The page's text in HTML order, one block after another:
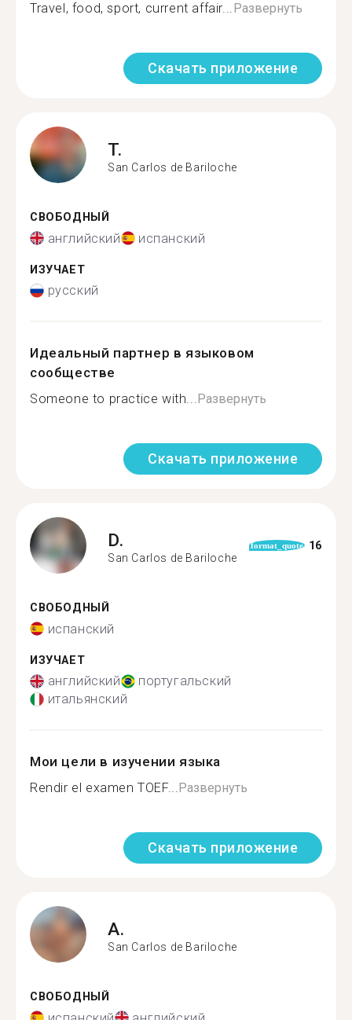
Travel, food, sport, current affair...Развернуть
Скачать приложение
T.
San Carlos de Bariloche
СВОБОДНЫЙ
английский испанский
ИЗУЧАЕТ
русский
Идеальный партнер в языковом
сообществе
Someone to practice with...Развернуть
Скачать приложение
D.
San Carlos de Bariloche
format_quote 16
СВОБОДНЫЙ
испанский
ИЗУЧАЕТ
английский
португальский
итальянский
Мои цели в изучении языка
Rendir el examen TOEF...Развернуть
Скачать приложение
A.
San Carlos de Bariloche
СВОБОДНЫЙ